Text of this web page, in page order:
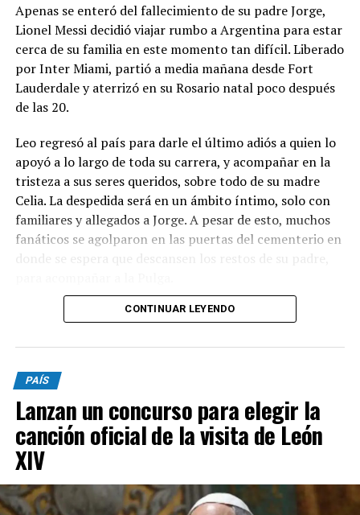
Apenas se enteró del fallecimiento de su padre Jorge,
Lionel Messi decidió viajar rumbo a Argentina para estar
cerca de su familia en este momento tan difícil. Liberado
por Inter Miami, partió a media mañana desde Fort
Lauderdale y aterrizó en su Rosario natal poco después
de las 20.
Leo regresó al país para darle el último adiós a quien lo
apoyó a lo largo de toda su carrera, y acompañar en la
tristeza a sus seres queridos, sobre todo de su madre
Celia. La despedida será en un ámbito íntimo, solo con
familiares y allegados a Jorge. A pesar de esto, muchos
fanáticos se agolparon en las puertas del cementerio en
donde se espera que descansen los restos de su padre,
Luego de la ceremonia, Messi emprenderá su regreso a
Esta noche se perfilaba como titular ante Rayados de
Monterrey, por la fase de grupos de la Leagues Cup,
pero fue desafectado.
Desde las primeras horas de la mañana, el capitán de la
Selección y su familia recibieron innumerables muestras
de cariño de todo el fútbol mundial: mensajes de
Barcelona, Real Madrid, y también de Rosario Central y
Newell’s. La pérdida de su padre, hombre clave en su
CONTINUAR LEYENDO
PAÍS
Lanzan un concurso para elegir la
canción oficial de la visita de León
XIV